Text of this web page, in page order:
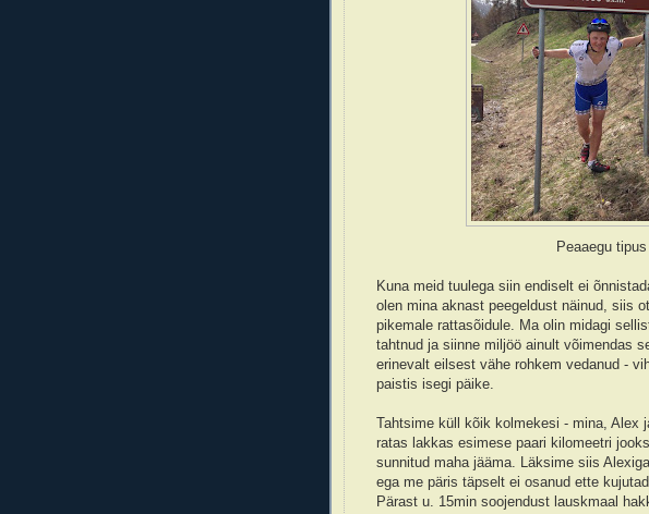
Peaaegu tipus
Kuna meid tuulega siin endiselt ei
olen mina aknast peegeldust näinud, siis
pikemale rattasõidule. Ma olin midagi
tahtnud ja siinne miljöö ainult võimendas
erinevalt eilsest vähe rohkem vedanud -
paistis isegi päike.
Tahtsime küll kõik kolmekesi - mina, Alex
ratas lakkas esimese paari kilomeetri
sunnitud maha jääma. Läksime siis
ega me päris täpselt ei osanud ette
Pärast u. 15min soojendust lauskmaal